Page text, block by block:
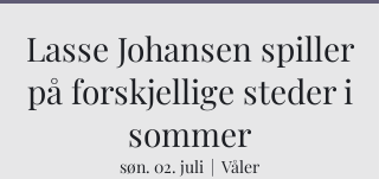
Lasse Johansen spiller
på forskjellige steder i
sommer
søn. 02. juli
  |
Våler